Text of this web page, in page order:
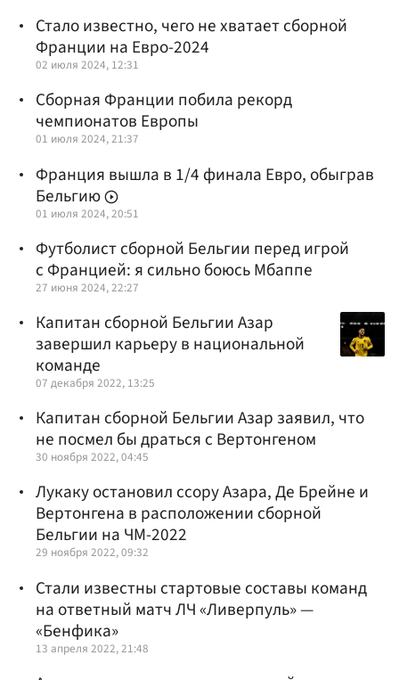
Стало известно, чего не хватает сборной
Франции на Евро-2024
02 июля 2024, 12:31
Сборная Франции побила рекорд
чемпионатов Европы
01 июля 2024, 21:37
Франция вышла в 1/4 финала Евро, обыграв
Бельгию
01 июля 2024, 20:51
Футболист сборной Бельгии перед игрой
с Францией: я сильно боюсь Мбаппе
27 июня 2024, 22:27
Капитан сборной Бельгии Азар
завершил карьеру в национальной
команде
07 декабря 2022, 13:25
Капитан сборной Бельгии Азар заявил, что
не посмел бы драться с Вертонгеном
30 ноября 2022, 04:45
Лукаку остановил ссору Азара, Де Брейне и
Вертонгена в расположении сборной
Бельгии на ЧМ-2022
29 ноября 2022, 09:32
Стали известны стартовые составы команд
на ответный матч ЛЧ «Ливерпуль» —
«Бенфика»
13 апреля 2022, 21:48